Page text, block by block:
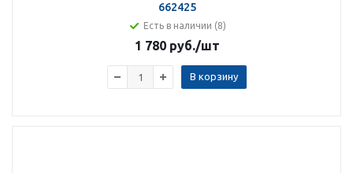
662425
Есть в наличии (8)
1 780 руб./шт
В корзину